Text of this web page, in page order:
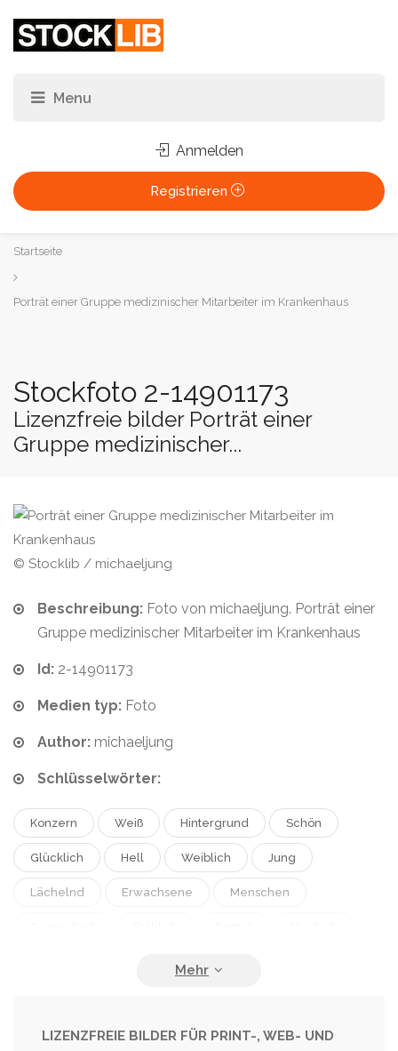
Anmelden
Registrieren
Sie
sind
hier:
Startseite
Porträt einer Gruppe medizinischer Mitarbeiter im Krankenhaus
Stockfoto 2-14901173
Lizenzfreie bilder Porträt einer
Gruppe medizinischer...
© Stocklib / michaeljung
Beschreibung: Foto von michaeljung. Porträt einer
Gruppe medizinischer Mitarbeiter im Krankenhaus
Id: 2-14901173
Medien typ: Foto
Author: michaeljung
Schlüsselwörter:
Konzern Weiß Hintergrund Schön
Glücklich Hell Weiblich Jung
Lächelnd Erwachsene Menschen
Büro Fenster Klinische Arzt
LIZENZFREIE BILDER FÜR PRINT-, WEB- UND